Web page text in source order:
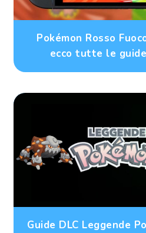
Pokémon Rosso
ecco tutte le
Guide DLC Leggende